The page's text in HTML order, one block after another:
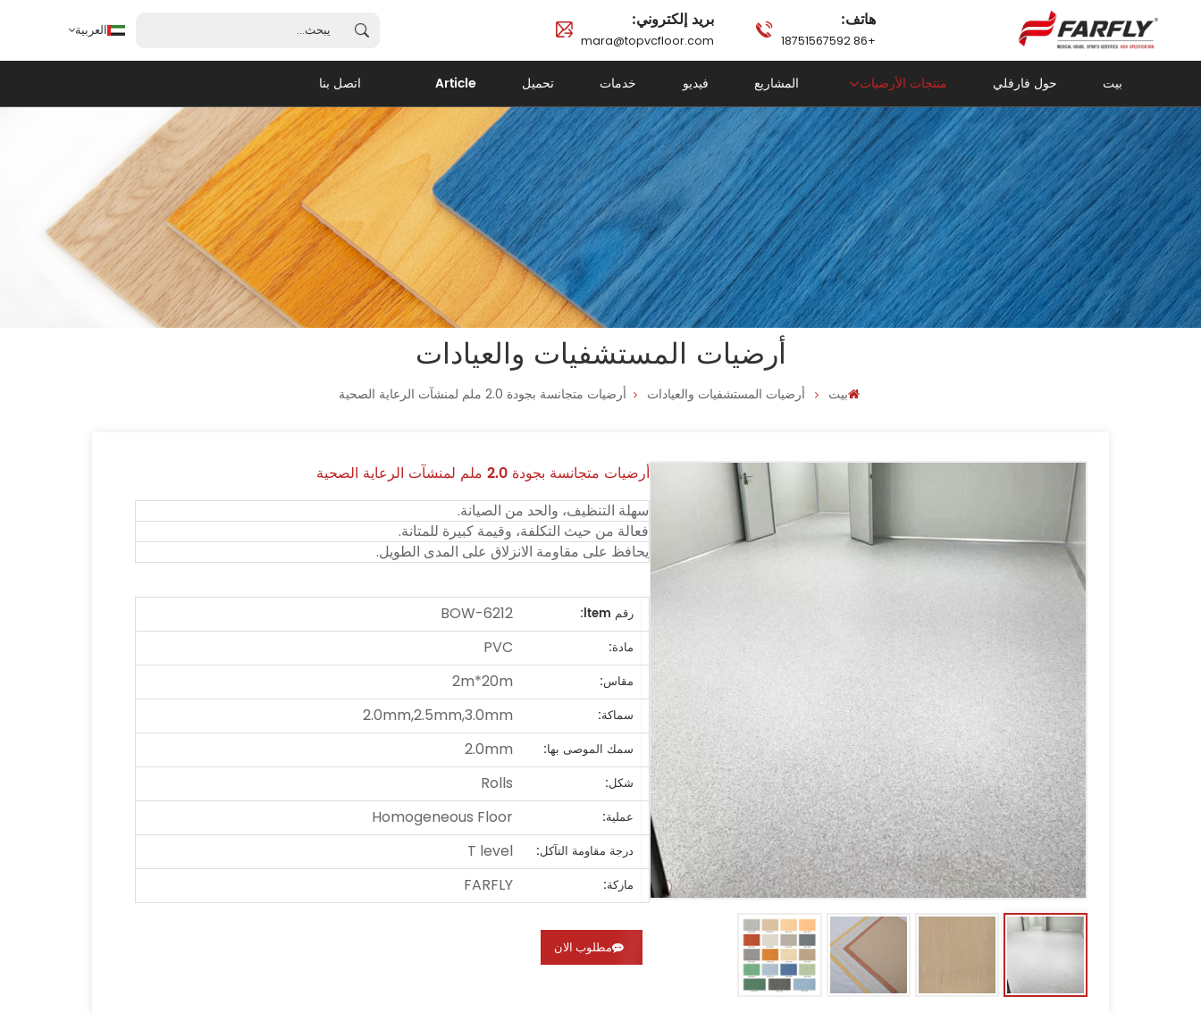
هاتف:
+86 18751567592
بريد إلكتروني:
mara@topvcfloor.com
العربية
العربية
français
español
português
بيت حول فارفلي منتجات الأرضيات المشاريع فيديو خدمات تحميل Article اتصل بنا
أرضيات المستشفيات والعيادات
بيت أرضيات المستشفيات والعيادات أرضيات متجانسة بجودة 2.0 ملم لمنشآت الرعاية الصحية
أرضيات متجانسة بجودة 2.0 ملم لمنشآت الرعاية الصحية
سهلة التنظيف، والحد من الصيانة.
فعالة من حيث التكلفة، وقيمة كبيرة للمتانة.
يحافظ على مقاومة الانزلاق على المدى الطويل.
رقم ltem: BOW-6212
مادة: PVC
مقاس: 2m*20m
سماكة: 2.0mm,2.5mm,3.0mm
سمك الموصى بها: 2.0mm
شكل: Rolls
عملية: Homogeneous Floor
درجة مقاومة التآكل: T level
ماركة: FARFLY
مطلوب الان